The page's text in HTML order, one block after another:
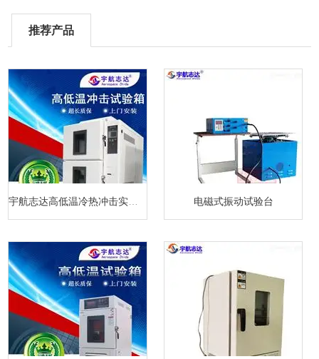
推荐产品
宇航志达高低温冷热冲击实验箱 电磁式振动试验台